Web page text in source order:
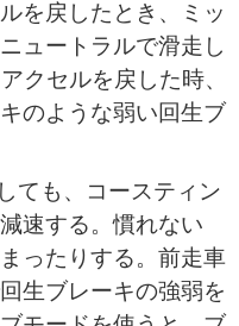
を戻したとき、ミッ
ュートラルで滑走し
クセルを戻した時、
のような弱い回生ブ
ても、コースティン
速する。慣れない
ったりする。前走車
生ブレーキの強弱を